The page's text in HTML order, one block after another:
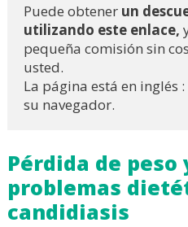
Puede obtener un
utilizando este enlace,
pequeña comisión sin
usted.
La página está en inglés
su navegador.
Pérdida de peso
problemas
candidiasis